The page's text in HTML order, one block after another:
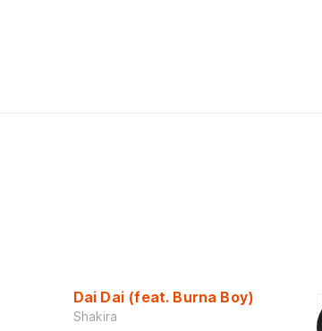
Dai Dai (feat. Burna Boy)
Shakira